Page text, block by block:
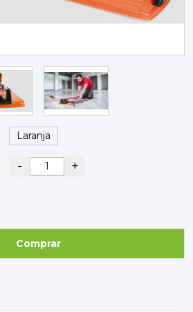
- +
Comprar